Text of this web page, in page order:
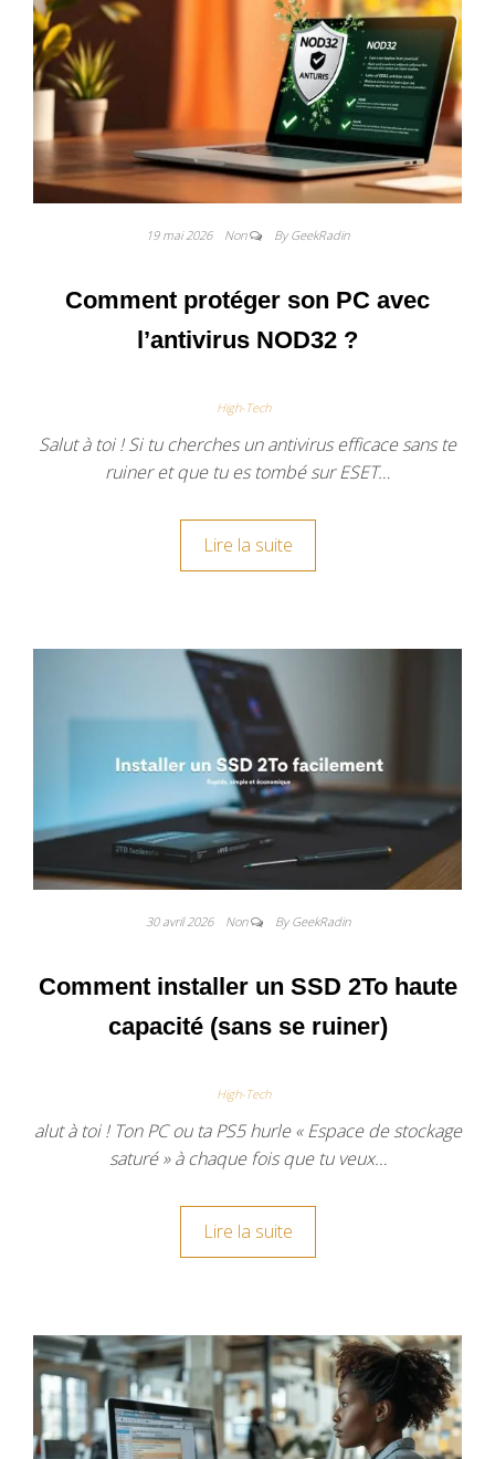
19 mai 2026 Non By GeekRadin
Comment protéger son PC avec
l’antivirus NOD32 ?
High-Tech
Salut à toi ! Si tu cherches un antivirus efficace sans te
ruiner et que tu es tombé sur ESET…
Lire la suite
30 avril 2026 Non By GeekRadin
Comment installer un SSD 2To haute
capacité (sans se ruiner)
High-Tech
alut à toi ! Ton PC ou ta PS5 hurle « Espace de stockage
saturé » à chaque fois que tu veux…
Lire la suite